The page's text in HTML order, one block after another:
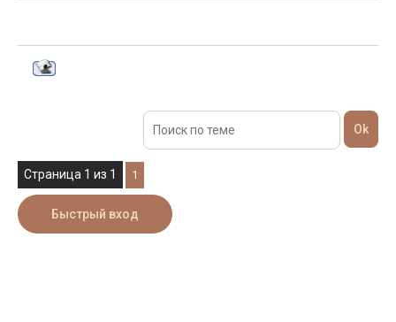
Страница 1 из 1 1